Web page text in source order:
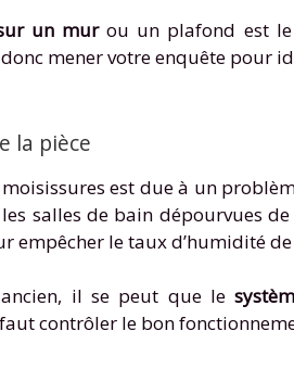
un murou un plafond est le
mener votre enquête pour
la pièce
est due à un
salles de bain dépourvues
empêcher le taux d’humidité
il se peut que le
contrôler le bon